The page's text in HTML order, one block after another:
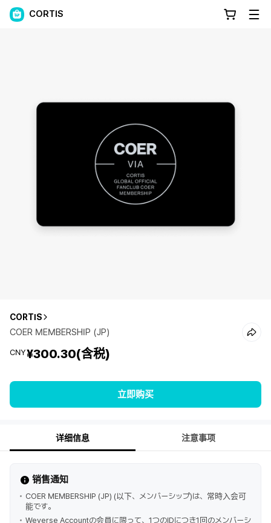
CORTIS
CORTIS
COER MEMBERSHIP (JP)
CNY¥300.30(含税)
立即购买
详细信息 注意事项
销售通知
COER MEMBERSHIP (JP) (以下、メンバーシップ)は、常時入会可
能です。
Weverse Accountの会員に限って、1つのIDにつき1回のメンバーシ